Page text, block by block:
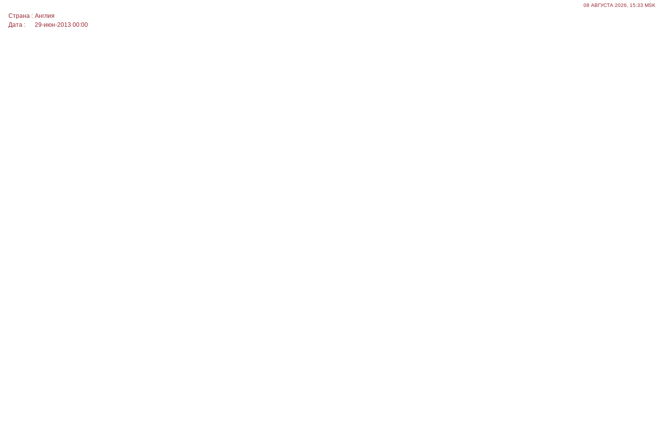
08 АВГУСТА 2026, 15:33 MSK
Страна : Англия
Дата :
29-июн-2013 00:00